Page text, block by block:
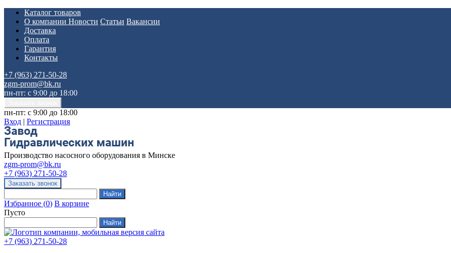
Каталог товаров
О компании Новости Статьи Вакансии
Доставка
Оплата
Гарантия
Контакты
+7 (963) 271-50-28
zgm-prom@bk.ru
пн-пт: с 9:00 до 18:00
пн-пт: с 9:00 до 18:00
Вход | Регистрация
Производство насосного оборудования в Минске
zgm-prom@bk.ru
+7 (963) 271-50-28
Избранное (0) В корзине
Пусто
+7 (963) 271-50-28